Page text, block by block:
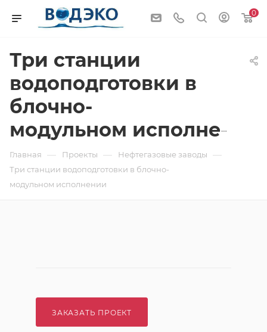
0
Три станции
водоподготовки в
блочно-
модульном исполнении
Главная — Проекты — Нефтегазовые заводы —
Три станции водоподготовки в блочно-
модульном исполнении
ЗАКАЗАТЬ ПРОЕКТ